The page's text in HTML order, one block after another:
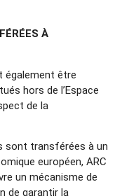
À
également être
hors de l’Espace
de la
sont transférées à un
européen, ARC
un mécanisme de
de garantir la